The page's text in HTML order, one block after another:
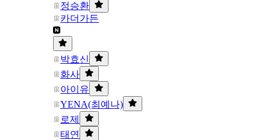
정승환
카더가든
박효신
화사
아이유
YENA(최예나)
로제
태연